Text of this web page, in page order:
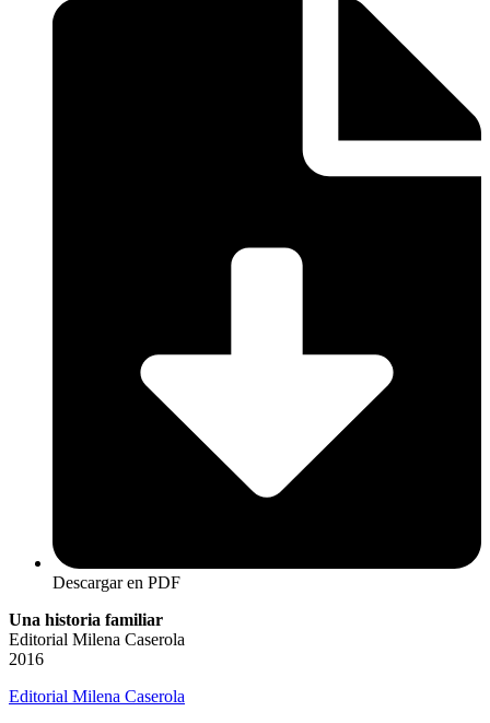
Descargar en PDF
Una historia familiar
Editorial Milena Caserola
2016
Editorial Milena Caserola